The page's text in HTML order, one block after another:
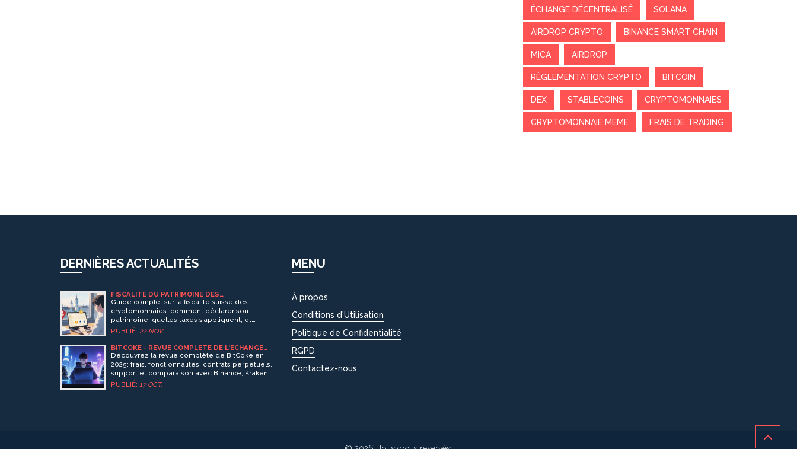
ÉCHANGE DÉCENTRALISÉ SOLANA
AIRDROP CRYPTO BINANCE SMART CHAIN
MICA AIRDROP
RÉGLEMENTATION CRYPTO BITCOIN
DEX STABLECOINS CRYPTOMONNAIES
CRYPTOMONNAIE MEME FRAIS DE TRADING
DERNIÈRES ACTUALITÉS
FISCALITÉ DU PATRIMOINE DES
CRYPTOMONNAIES EN SUISSE : CE QUE VOUS
DEVEZ SAVOIR
Guide complet sur la fiscalité suisse des
cryptomonnaies: comment déclarer son
patrimoine, quelles taxes s’appliquent, et
quelles stratégies d’optimisation choisir.
PUBLIÉ: 22 NOV.
BITCOKE - REVUE COMPLÈTE DE L'ÉCHANGE
CRYPTO 2025
Découvrez la revue complète de BitCoke en
2025: frais, fonctionnalités, contrats perpétuels,
support et comparaison avec Binance, Kraken,
Bybit.
PUBLIÉ: 17 OCT.
MENU
À propos
Conditions d'Utilisation
Politique de Confidentialité
RGPD
Contactez-nous